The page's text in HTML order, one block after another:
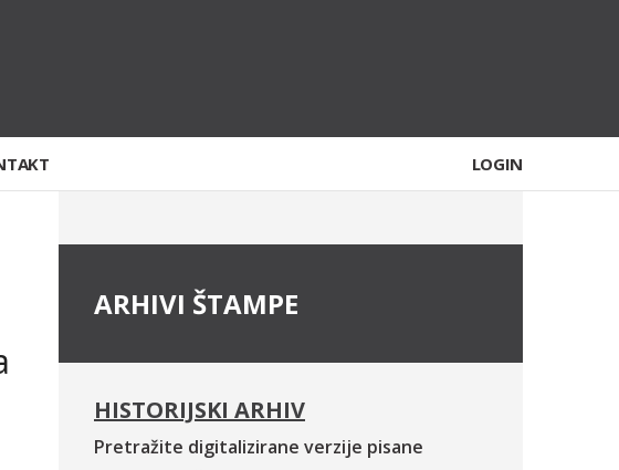
LOGIN
ARHIVI ŠTAMPE
HISTORIJSKI ARHIV
Pretražite digitalizirane verzije pisane